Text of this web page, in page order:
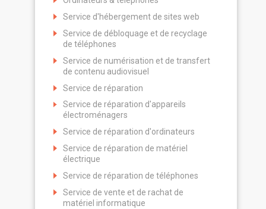
Service d'hébergement de sites web
Service de débloquage et de recyclage
de téléphones
Service de numérisation et de transfert
de contenu audiovisuel
Service de réparation
Service de réparation d'appareils
électroménagers
Service de réparation d'ordinateurs
Service de réparation de matériel
électrique
Service de réparation de téléphones
Service de vente et de rachat de
matériel informatique